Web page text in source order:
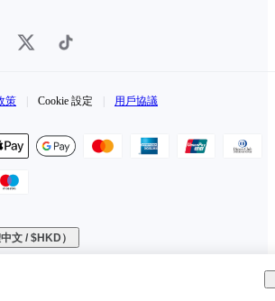
策 Cookie 設定 用戶協議
文 / $HKD）